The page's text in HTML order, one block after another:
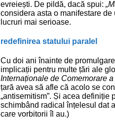
evreiești. De pildă, dacă spui:
considera asta o manifestare
lucruri mai serioase.
redefinirea statului paralel
Cu doi ani înainte de
implicații pentru multe țări ale
Internaționale de Comemorare
țară avea să afle că acolo se
„antisemitism”. Și acea
schimbând radical înțelesul dat
care vorbitorii îl au.)